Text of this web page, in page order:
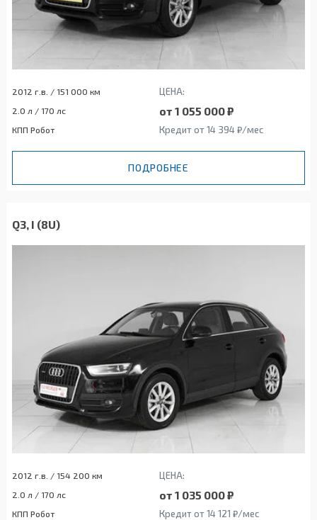
2012 г.в. / 151 000 км ЦЕНА:
2.0 л / 170 лс от 1 055 000 ₽
КПП Робот Кредит от 14 394 ₽/мес
ПОДРОБНЕЕ
Q3, I (8U)
2012 г.в. / 154 200 км ЦЕНА:
2.0 л / 170 лс от 1 035 000 ₽
КПП Робот Кредит от 14 121 ₽/мес